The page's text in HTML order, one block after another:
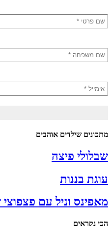
מתכונים שילדים אוהבים
שבלולי פיצה
עוגת בננות
מאפינס וניל עם פצפוצי
הכי נקראים